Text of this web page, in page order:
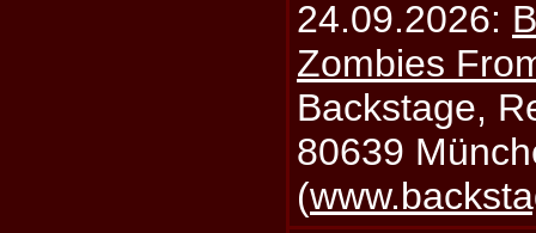
24.09.2026:
Zombies
Backstage,
80639
(